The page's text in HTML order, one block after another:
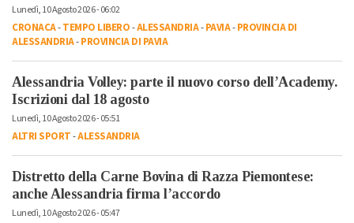
Lunedì, 10 Agosto 2026 - 06:02
CRONACA-TEMPO LIBERO-ALESSANDRIA-PAVIA-PROVINCIA DI
ALESSANDRIA-PROVINCIA DI PAVIA
Alessandria Volley: parte il nuovo corso dell’Academy.
Iscrizioni dal 18 agosto
Lunedì, 10 Agosto 2026 - 05:51
ALTRI SPORT-ALESSANDRIA
Distretto della Carne Bovina di Razza Piemontese:
anche Alessandria firma l’accordo
Lunedì, 10 Agosto 2026 - 05:47